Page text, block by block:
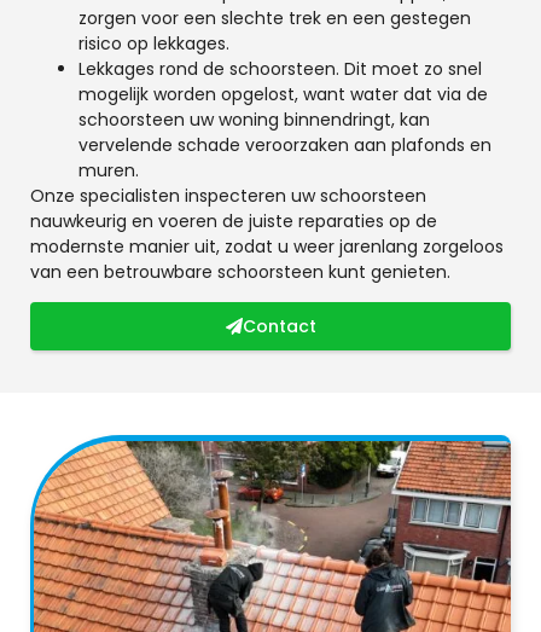
zorgen voor een slechte trek en een gestegen
risico op lekkages.
Lekkages rond de schoorsteen. Dit moet zo snel
mogelijk worden opgelost, want water dat via de
schoorsteen uw woning binnendringt, kan
vervelende schade veroorzaken aan plafonds en
muren.
Onze specialisten inspecteren uw schoorsteen
nauwkeurig en voeren de juiste reparaties op de
modernste manier uit, zodat u weer jarenlang zorgeloos
van een betrouwbare schoorsteen kunt genieten.
Contact